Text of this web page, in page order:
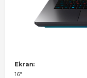
Ekran:
16"